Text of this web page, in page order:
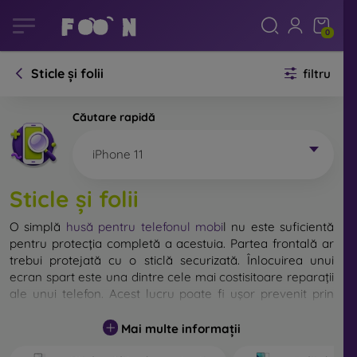
0
Sticle și folii filtru
Căutare rapidă
iPhone 11
Sticle și folii
O simplă husă pentru telefonul mobil nu este suficientă
pentru protecția completă a acestuia. Partea frontală ar
trebui protejată cu o sticlă securizată. Înlocuirea unui
ecran spart este una dintre cele mai costisitoare reparații
ale unui telefon. Acest lucru poate fi ușor prevenit prin
Deși nu există sticlă indestructibilă pentru telefon, în
Mai multe informații